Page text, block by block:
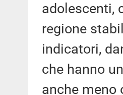
adolescenti,
regione
indicatori,
che hanno
anche meno